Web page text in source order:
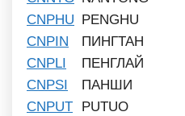
CNPHU
PENGHU
CNPIN
ПИНГТАН
CNPLI
ПЕНГЛАЙ
CNPSI
ПАНШИ
CNPUT
PUTUO